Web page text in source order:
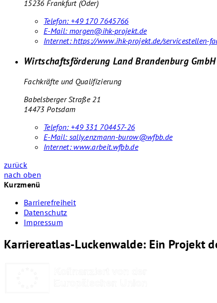
15236 Frankfurt (Oder)
Telefon: +49 170 7645766
E-Mail: morgen@ihk-projekt.de
Internet:https://www.ihk-projekt.de/servicestellen-
Wirtschaftsförderung Land Brandenburg GmbH
Fachkräfte und Qualifizierung
Babelsberger Straße 21
14473 Potsdam
Telefon: +49 331 704457-26
E-Mail: sally.enzmann-burow@wfbb.de
Internet: www.arbeit.wfbb.de
zurück
nach oben
Kurzmenü
Barrierefreiheit
Datenschutz
Impressum
Karriereatlas-Luckenwalde: Ein Projekt